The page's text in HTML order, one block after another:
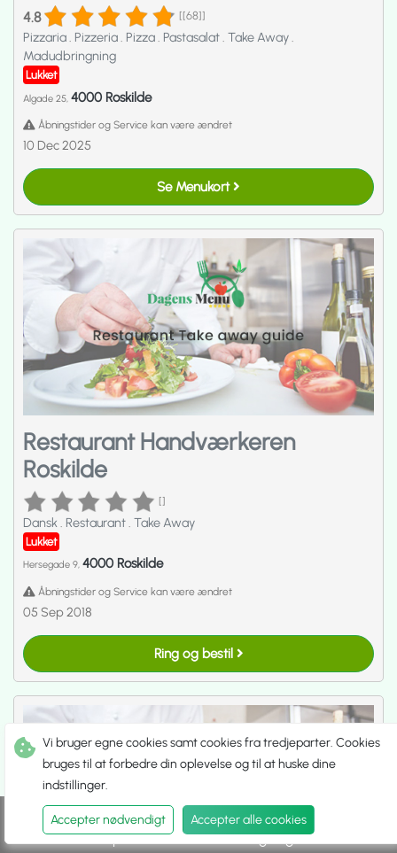
4.8 [[68]]
Pizzaria. Pizzeria. Pizza. Pastasalat. Take Away.
Madudbringning
Lukket
Algade 25, 4000 Roskilde
Åbningstider og Service kan være ændret
10 Dec 2025
Se Menukort
Restaurant Handværkeren
Roskilde
[]
Dansk Restaurant Take Away
Lukket
Hersegade 9, 4000 Roskilde
Åbningstider og Service kan være ændret
05 Sep 2018
Ring og bestil
Spis udeHent selvUdbringning
Vi bruger egne cookies samt cookies fra tredjeparter. Cookies
bruges til at forbedre din oplevelse og til at huske dine
indstillinger.
Accepter nødvendigt Accepter alle cookies